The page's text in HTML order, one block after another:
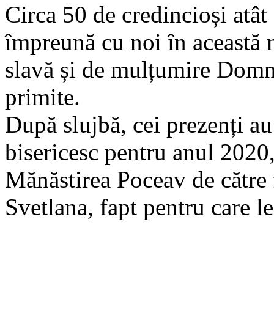
Circa 50 de credincioși
împreună cu noi în
slavă și de mulțumire
primite.
După slujbă, cei prezenți
bisericesc pentru anul
Mănăstirea Poceav de
Svetlana, fapt pentru care